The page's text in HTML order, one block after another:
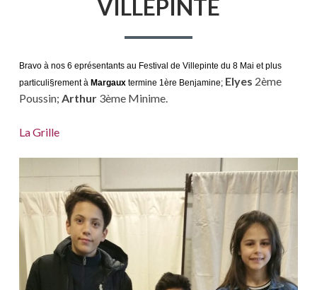
VILLEPINTE
Bravo à nos 6 eprésentants au Festival de Villepinte du 8 Mai et plus
particuli§rement à Margauxtermine 1ère Benjamine; Elyes 2ème
Poussin; Arthur3ème Minime.
La Grille